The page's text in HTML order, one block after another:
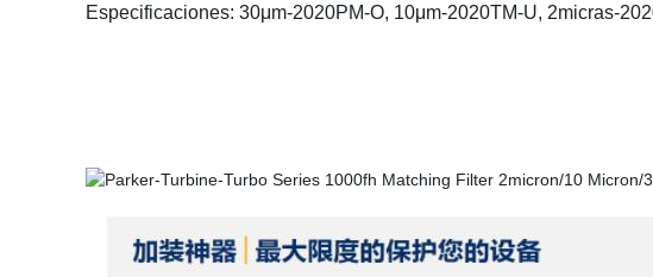
Especificaciones: 30μm-2020PM-O, 10μm-2020TM-U, 2micras-